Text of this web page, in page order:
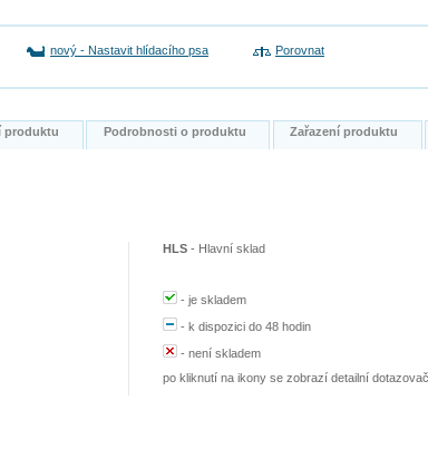
nový - Nastavit hlídacího psa Porovnat
produktu Podrobnosti o produktu Zařazení produktu
HLS - Hlavní sklad
-je skladem
-k dispozici do 48 hodin
-není skladem
po kliknutí na ikony se zobrazí detailní